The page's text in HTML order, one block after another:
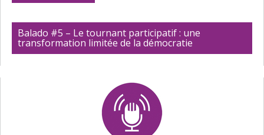
Balado #5 – Le tournant participatif : une
transformation limitée de la démocratie